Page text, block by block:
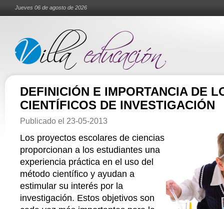
Jueves 06 de agosto de 2026
DEFINICIÓN E IMPORTANCIA DE
CIENTÍFICOS DE INVESTIGACIÓN
Publicado el 23-05-2013
Los proyectos escolares de ciencias
proporcionan a los estudiantes una
experiencia práctica en el uso del
método científico y ayudan a
estimular su interés por la
investigación. Estos objetivos son